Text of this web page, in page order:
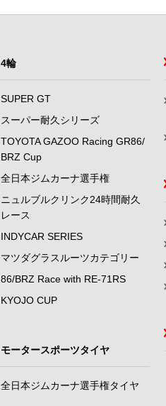
4輪
SUPER GT
スーパー耐久シリーズ
TOYOTA GAZOO Racing GR86/
BRZ Cup
全日本ジムカーナ選手権
ニュルブルクリンク24時間耐久
レース
INDYCAR SERIES
マツダグラスルーツカテゴリー
86/BRZ Race with RE-71RS
KYOJO CUP
モータースポーツタイヤ
全日本ジムカーナ選手権タイヤ